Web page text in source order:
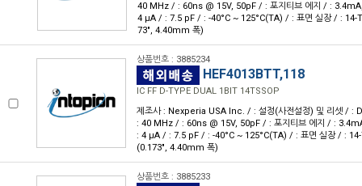
40 MHz / : 60ns @ 15V, 50pF / : 포지티브 에지 / :
4 μA / : 7.5 pF / : -40°C ~ 125°C(TA) / : 표면 실장 / : 14-
73", 4.40mm 폭)
상품번호 : 3885234
HEF4013BTT,118
IC FF D-TYPE DUAL 1BIT 14TSSOP
제조사 : Nexperia USA Inc. / : 설정(사전설정) 및 리셋 / :
: 40 MHz / : 60ns @ 15V, 50pF / : 포지티브 에지 / :
: 4 μA / : 7.5 pF / : -40°C ~ 125°C(TA) / : 표면 실장 / :
(0.173", 4.40mm 폭)
상품번호 : 3885233